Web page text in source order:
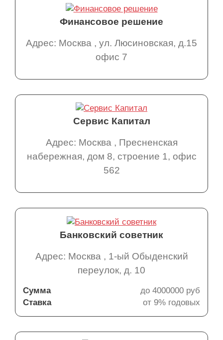
Финансовое решение
Адрес: Москва , ул. Люсиновская, д.15
офис 7
Сервис Капитал
Адрес: Москва , Пресненская
набережная, дом 8, строение 1, офис
562
Банковский советник
Адрес: Москва , 1-ый Обыденский
переулок, д. 10
Сумма
до 4000000 руб
Ставка
от 9% годовых